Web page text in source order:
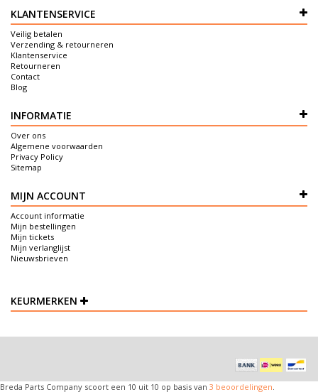
KLANTENSERVICE
Veilig betalen
Verzending & retourneren
Klantenservice
Retourneren
Contact
Blog
INFORMATIE
Over ons
Algemene voorwaarden
Privacy Policy
Sitemap
MIJN ACCOUNT
Account informatie
Mijn bestellingen
Mijn tickets
Mijn verlanglijst
Nieuwsbrieven
KEURMERKEN
Breda Parts Company scoort een 10 uit 10 op basis van 3 beoordelingen.